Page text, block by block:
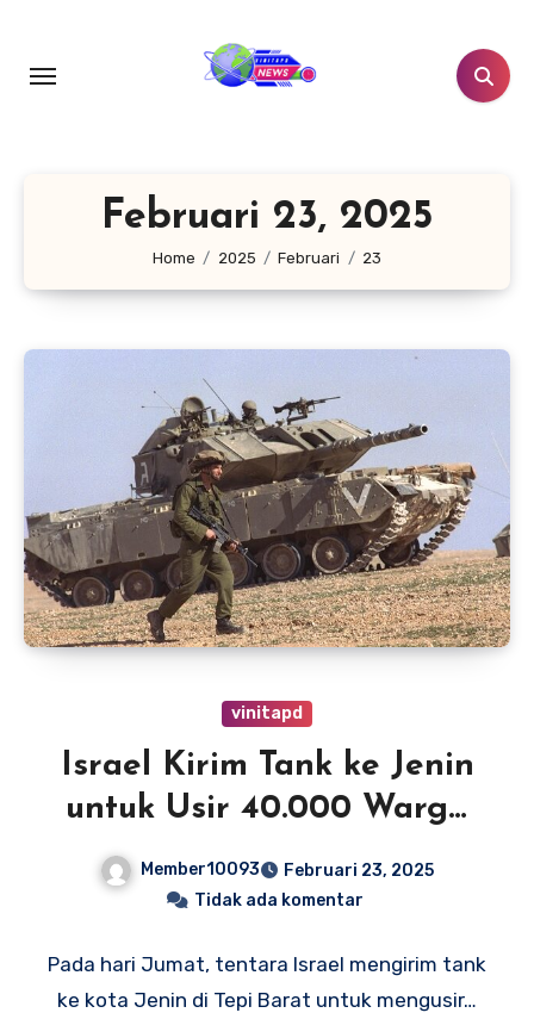
konten
Februari 23, 2025
Home 2025 Februari 23
vinitapd
Israel Kirim Tank ke Jenin
untuk Usir 40.000 Warga
Member10093
Februari 23, 2025
Tidak ada komentar
Pada hari Jumat, tentara Israel mengirim tank
ke kota Jenin di Tepi Barat untuk mengusir…